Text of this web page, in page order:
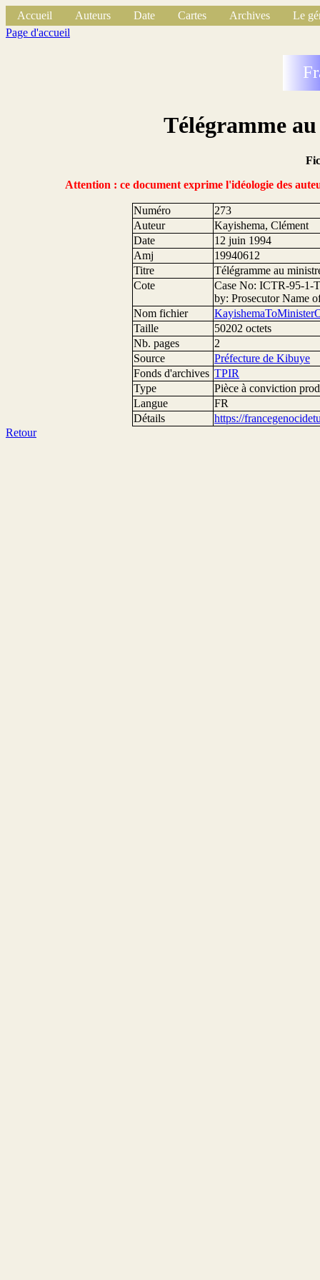
Accueil Auteurs Date Cartes Archives
Le
Page d'accueil
Télégramme
Attention : ce document exprime l'idéologie des
Numéro
273
Auteur
Kayishema, Clément
Date
12 juin 1994
Amj
19940612
Titre
Télégramme au
Cote
Case No: ICTR-95-1-
by: Prosecutor Name
Nom fichier
Taille
50202 octets
Nb. pages
2
Source
Préfecture de Kibuye
Fonds d'archives TPIR
Type
Pièce à conviction
Langue
FR
Détails
https://
Retour